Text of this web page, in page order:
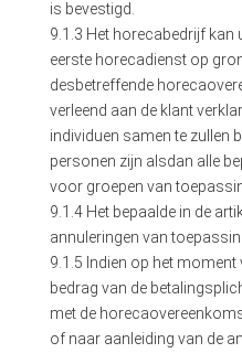
is bevestigd.
9.1.3 Het horecabedrijf kan
eerste horecadienst op
desbetreffende
verleend aan de klant
individuen samen te zullen
personen zijn alsdan alle
voor groepen van
9.1.4 Het bepaalde in de
annuleringen van
9.1.5 Indien op het
bedrag van de
met de
of naar aanleiding van de